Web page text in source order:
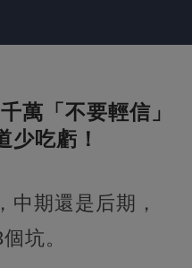
萬「不要輕信」
少吃虧！
中期還是后期，
坑。